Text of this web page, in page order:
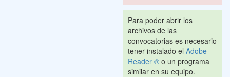
Para poder abrir los
archivos de las
convocatorias es necesario
tener instalado el Adobe
Reader ® o un programa
similar en su equipo.